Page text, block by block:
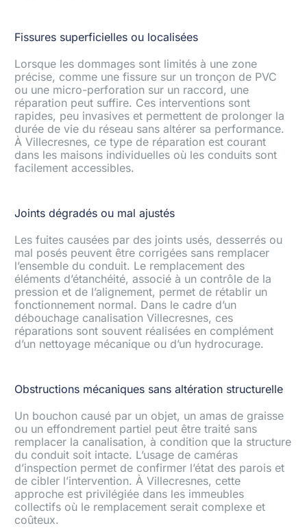
Fissures superficielles ou localisées
Lorsque les dommages sont limités à une zone
précise, comme une fissure sur un tronçon de PVC
ou une micro-perforation sur un raccord, une
réparation peut suffire. Ces interventions sont
rapides, peu invasives et permettent de prolonger la
durée de vie du réseau sans altérer sa performance.
À Villecresnes, ce type de réparation est courant
dans les maisons individuelles où les conduits sont
facilement accessibles.
Joints dégradés ou mal ajustés
Les fuites causées par des joints usés, desserrés ou
mal posés peuvent être corrigées sans remplacer
l’ensemble du conduit. Le remplacement des
éléments d’étanchéité, associé à un contrôle de la
pression et de l’alignement, permet de rétablir un
fonctionnement normal. Dans le cadre d’un
débouchage canalisation Villecresnes, ces
réparations sont souvent réalisées en complément
d’un nettoyage mécanique ou d’un hydrocurage.
Obstructions mécaniques sans altération structurelle
Un bouchon causé par un objet, un amas de graisse
ou un effondrement partiel peut être traité sans
remplacer la canalisation, à condition que la structure
du conduit soit intacte. L’usage de caméras
d’inspection permet de confirmer l’état des parois et
de cibler l’intervention. À Villecresnes, cette
approche est privilégiée dans les immeubles
collectifs où le remplacement serait complexe et
coûteux.